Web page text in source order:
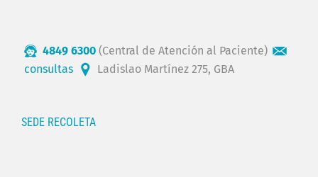
4849 6300 (Central de Atención al Paciente)
consultas
Ladislao Martínez 275, GBA
SEDE RECOLETA